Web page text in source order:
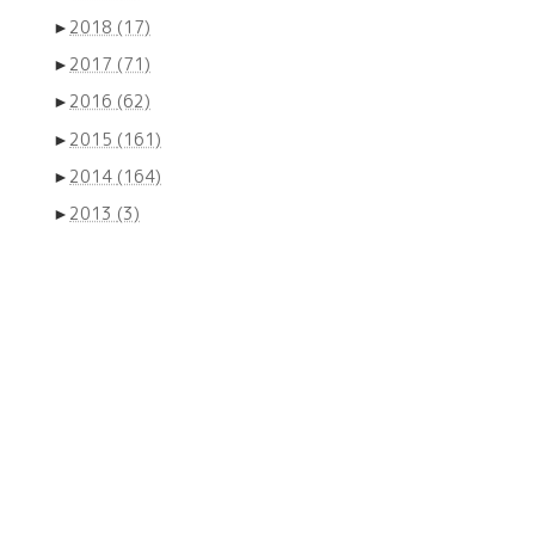
► 2018 (17)
► 2017 (71)
► 2016 (62)
► 2015 (161)
► 2014 (164)
► 2013 (3)